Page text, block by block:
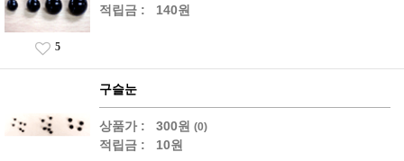
적립금 : 140원
5
구슬눈
상품가 : 300원 (0)
적립금 : 10원